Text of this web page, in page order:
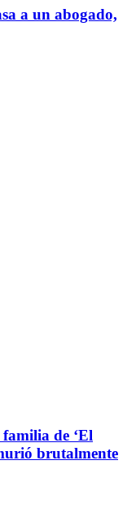
a un abogado,
de ‘El
brutalmente